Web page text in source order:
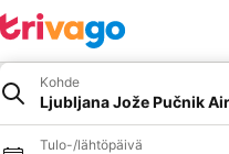
Kohde
Ljubljana Jože Pučnik
Tulo-/lähtöpäivä